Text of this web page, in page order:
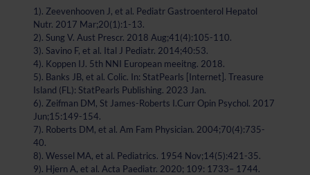
1). Zeevenhooven J, et al. Pediatr Gastroenterol Hepatol
Nutr. 2017 Mar;20(1):1-13.
2). Sung V. Aust Prescr. 2018 Aug;41(4):105-110.
3). Savino F, et al. Ital J Pediatr. 2014;40:53.
4). Koppen IJ. 5th NNI European meeitng. 2018.
5). Banks JB, et al. Colic. In: StatPearls [Internet]. Treasure
Island (FL): StatPearls Publishing. 2023 Jan.
6). Zeifman DM, St James-Roberts I.Curr Opin Psychol. 2017
Jun;15:149-154.
7). Roberts DM, et al. Am Fam Physician. 2004;70(4):735-
40.
8). Wessel MA, et al. Pediatrics. 1954 Nov;14(5):421-35.
9). Hjern A, et al. Acta Paediatr. 2020; 109: 1733– 1744.